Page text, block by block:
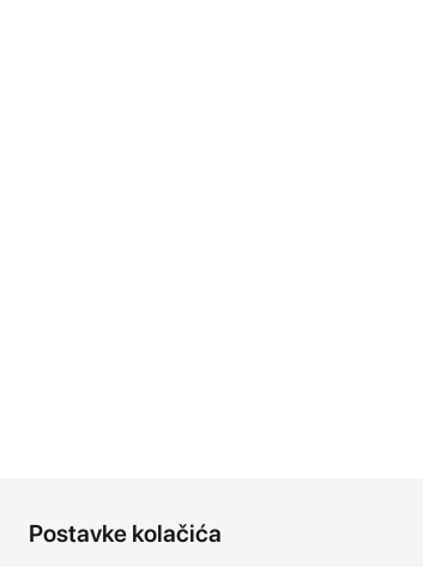
Postavke kolačića